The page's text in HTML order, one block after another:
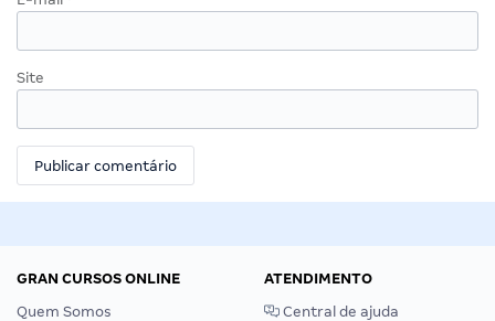
Site
GRAN CURSOS ONLINE
Quem Somos
ATENDIMENTO
Central de ajuda